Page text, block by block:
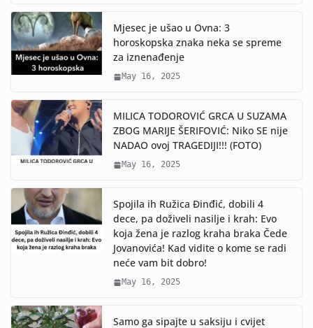
Mjesec je ušao u Ovna: 3
horoskopska znaka neka se spreme
za iznenađenje
May 16, 2025
MILICA TODOROVIĆ GRCA U SUZAMA
ZBOG MARIJE ŠERIFOVIĆ: Niko SE nije
NADAO ovoj TRAGEDIJI!!! (FOTO)
May 16, 2025
Spojila ih Ružica Đinđić, dobili 4
dece, pa doživeli nasilje i krah: Evo
koja žena je razlog kraha braka Čede
Jovanovića! Kad vidite o kome se radi
neće vam bit dobro!
May 16, 2025
Samo ga sipajte u saksiju i cvijet